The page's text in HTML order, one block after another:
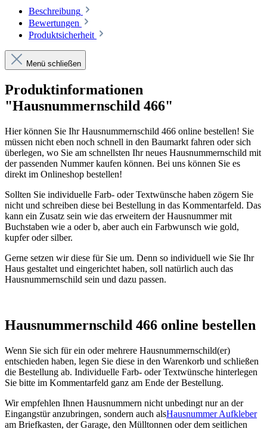
Beschreibung
Bewertungen
Produktsicherheit
Menü schließen
Produktinformationen
"Hausnummernschild 466"
Hier können Sie Ihr Hausnummernschild 466 online bestellen! Sie
müssen nicht eben noch schnell in den Baumarkt fahren oder sich
überlegen, wo Sie am schnellsten Ihr neues Hausnummernschild mit
der passenden Nummer kaufen können. Bei uns können Sie es
direkt im Onlineshop bestellen!
Sollten Sie individuelle Farb- oder Textwünsche haben zögern Sie
nicht und schreiben diese bei Bestellung in das Kommentarfeld. Das
kann ein Zusatz sein wie das erweitern der Hausnummer mit
Buchstaben wie a oder b, aber auch ein Farbwunsch wie gold,
kupfer oder silber.
Gerne setzen wir diese für Sie um. Denn so individuell wie Sie Ihr
Haus gestaltet und eingerichtet haben, soll natürlich auch das
Hausnummernschild sein und dazu passen.
Hausnummernschild 466 online bestellen
Wenn Sie sich für ein oder mehrere Hausnummernschild(er)
entschieden haben, legen Sie diese in den Warenkorb und schließen
die Bestellung ab. Individuelle Farb- oder Textwünsche hinterlegen
Sie bitte im Kommentarfeld ganz am Ende der Bestellung.
Wir empfehlen Ihnen Hausnummern nicht unbedingt nur an der
Eingangstür anzubringen, sondern auch alsHausnummer Aufkleber
am Briefkasten, der Garage, den Mülltonnen oder dem seitlichen